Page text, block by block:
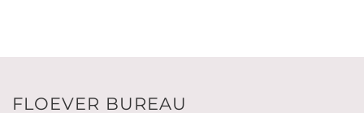
FLOEVER BUREAU